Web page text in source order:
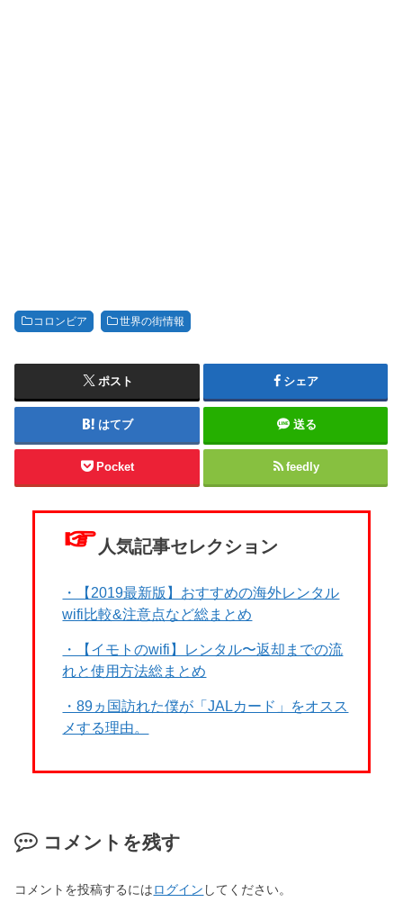
コロンビア 世界の街情報
ポスト シェア
はてブ 送る
Pocket feedly
☞ 人気記事セレクション
・【2019最新版】おすすめの海外レンタル
wifi比較&注意点など総まとめ
・【イモトのwifi】レンタル〜返却までの流
れと使用方法総まとめ
・89ヵ国訪れた僕が「JALカード」をオスス
メする理由。
コメントを残す
コメントを投稿するにはログイン してください。